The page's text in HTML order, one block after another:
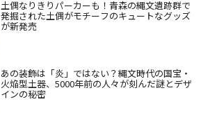
土偶なりきりパーカーも！青森の縄文遺跡群で
発掘された土偶がモチーフのキュートなグッズ
が新発売
あの装飾は「炎」ではない？縄文時代の国宝・
火焔型土器、5000年前の人々が刻んだ謎とデザ
インの秘密